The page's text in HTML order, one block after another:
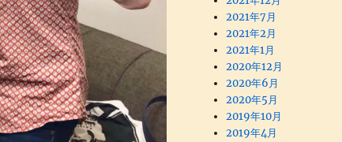
2021年7月
2021年2月
2021年1月
2020年12月
2020年6月
2020年5月
2019年10月
2019年4月